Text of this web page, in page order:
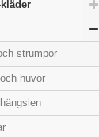
strumpor
huvor